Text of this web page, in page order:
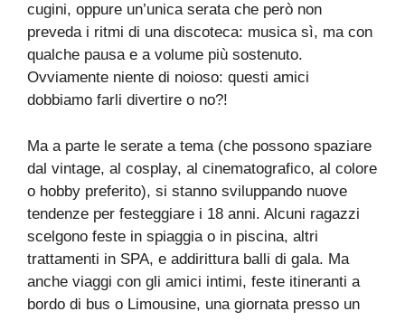
cugini, oppure un’unica serata che però non
preveda i ritmi di una discoteca: musica sì, ma con
qualche pausa e a volume più sostenuto.
Ovviamente niente di noioso: questi amici
dobbiamo farli divertire o no?!
Ma a parte le serate a tema (che possono spaziare
dal vintage, al cosplay, al cinematografico, al colore
o hobby preferito), si stanno sviluppando nuove
tendenze per festeggiare i 18 anni. Alcuni ragazzi
scelgono feste in spiaggia o in piscina, altri
trattamenti in SPA, e addirittura balli di gala. Ma
anche viaggi con gli amici intimi, feste itineranti a
bordo di bus o Limousine, una giornata presso un